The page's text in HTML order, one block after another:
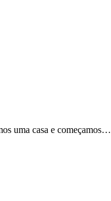
uma casa e começamos…